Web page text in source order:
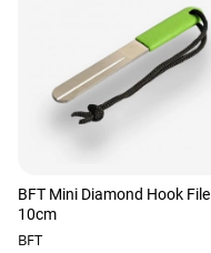
BFT Mini Diamond Hook File
10cm
BFT